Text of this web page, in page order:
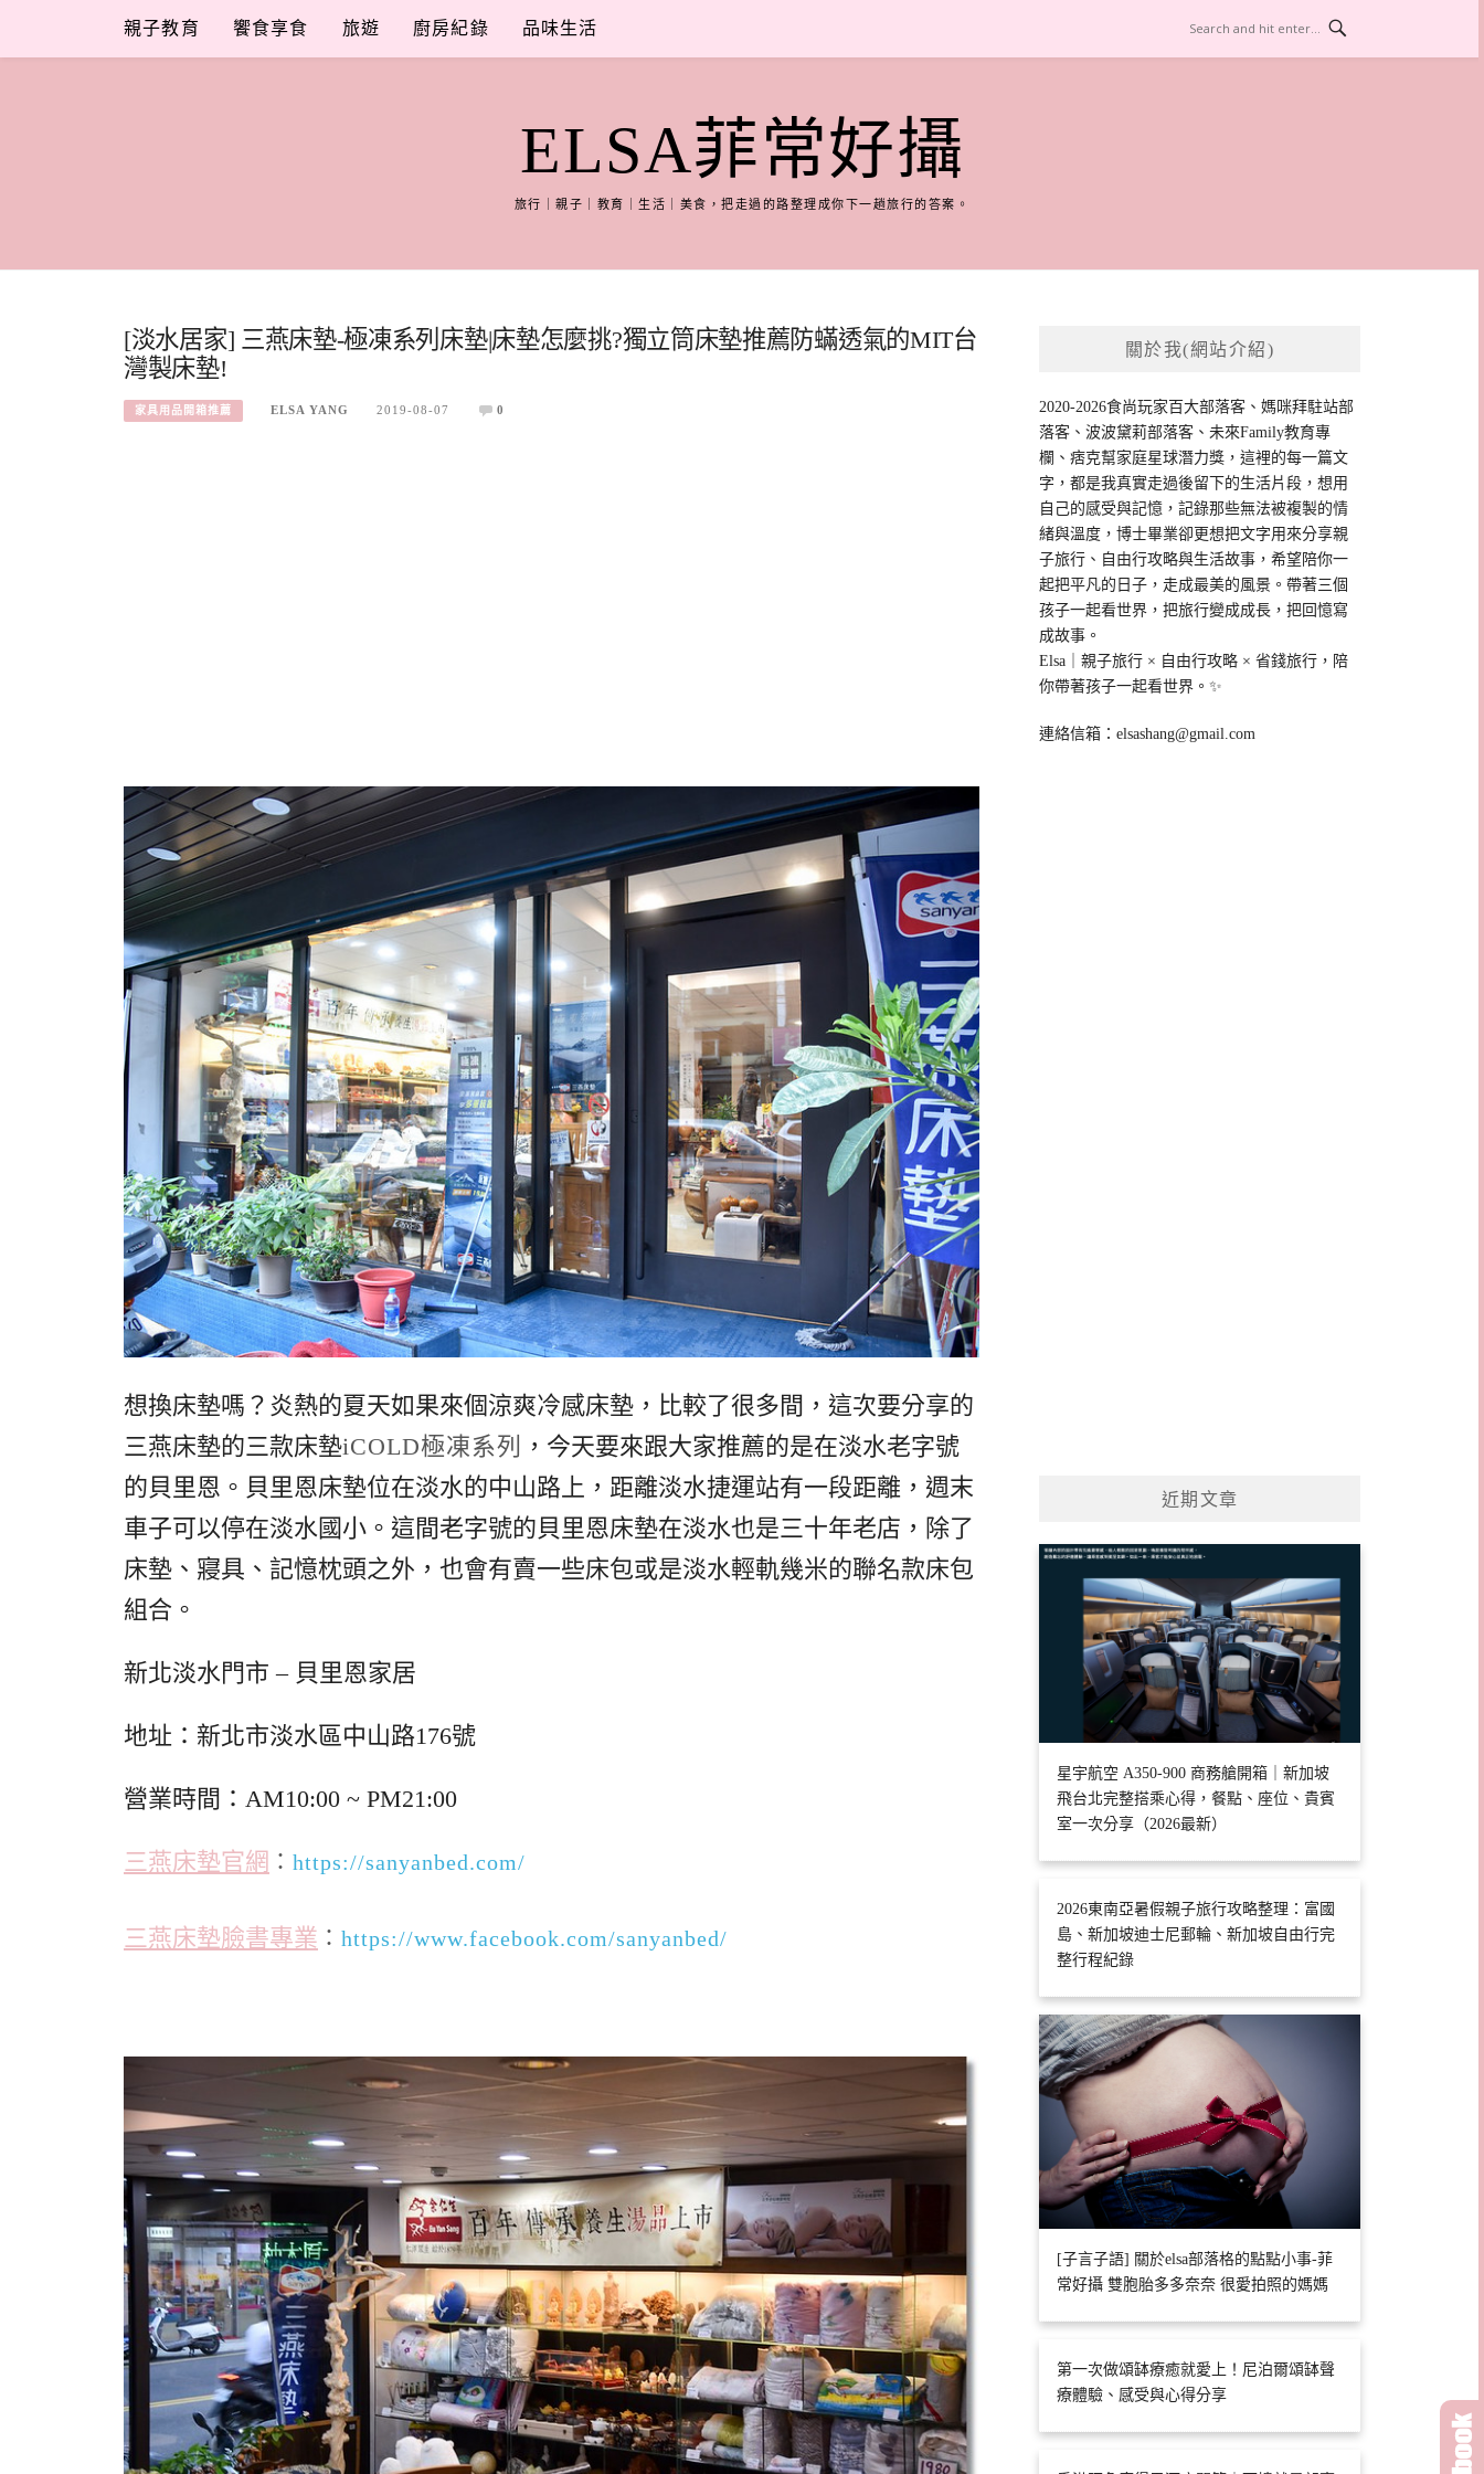
content
親子教育 饗食享食 旅遊 廚房紀錄 品味生活
ELSA菲常好攝
旅行｜親子｜教育｜生活｜美食，把走過的路整理成你下一趟旅行的答案。
[淡水居家] 三燕床墊-極凍系列床墊|床墊怎麼挑?獨立筒床墊推薦防蟎透氣的MIT台
灣製床墊!
家具用品開箱推薦 ELSA YANG 2019-08-07 0
想換床墊嗎？炎熱的夏天如果來個涼爽冷感床墊，比較了很多間，這次要分享的
三燕床墊的三款床墊iCOLD極凍系列
，今天要來跟大家推薦的是在淡水老字號
的貝里恩。貝里恩床墊位在淡水的中山路上，距離淡水捷運站有一段距離，週末
車子可以停在淡水國小。這間老字號的貝里恩床墊在淡水也是三十年老店，除了
床墊、寢具、記憶枕頭之外，也會有賣一些床包或是淡水輕軌幾米的聯名款床包
組合。
新北淡水門市 – 貝里恩家居
地址：新北市淡水區中山路176號
營業時間：AM10:00 ~ PM21:00
三燕床墊官網 ： https://sanyanbed.com/
三燕床墊臉書專業 ： https://www.facebook.com/sanyanbed/
關於我(網站介紹)
2020-2026食尚玩家百大部落客、媽咪拜駐站部
落客、波波黛莉部落客、未來Family教育專
欄、痞克幫家庭星球潛力獎，這裡的每一篇文
字，都是我真實走過後留下的生活片段，想用
自己的感受與記憶，記錄那些無法被複製的情
緒與溫度，博士畢業卻更想把文字用來分享親
子旅行、自由行攻略與生活故事，希望陪你一
起把平凡的日子，走成最美的風景。帶著三個
孩子一起看世界，把旅行變成成長，把回憶寫
成故事。
Elsa｜親子旅行 × 自由行攻略 × 省錢旅行，陪
你帶著孩子一起看世界。✨
連絡信箱：elsashang@gmail.com
近期文章
星宇航空 A350-900 商務艙開箱｜新加坡
飛台北完整搭乘心得，餐點、座位、貴賓
室一次分享（2026最新）
2026東南亞暑假親子旅行攻略整理：富國
島、新加坡迪士尼郵輪、新加坡自由行完
整行程紀錄
[子言子語] 關於elsa部落格的點點小事-菲
常好攝 雙胞胎多多奈奈 很愛拍照的媽媽
第一次做頌缽療癒就愛上！尼泊爾頌缽聲
療體驗、感受與心得分享